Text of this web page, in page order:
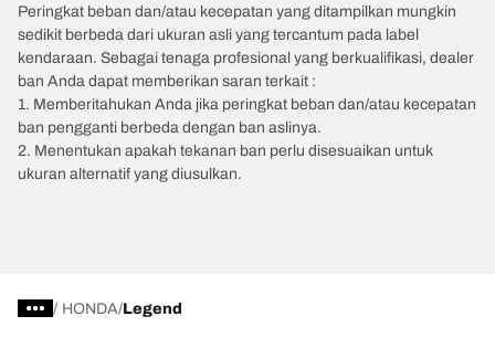
Peringkat beban dan/atau kecepatan yang ditampilkan mungkin
sedikit berbeda dari ukuran asli yang tercantum pada label
kendaraan. Sebagai tenaga profesional yang berkualifikasi, dealer
ban Anda dapat memberikan saran terkait :
1. Memberitahukan Anda jika peringkat beban dan/atau kecepatan
ban pengganti berbeda dengan ban aslinya.
2. Menentukan apakah tekanan ban perlu disesuaikan untuk
ukuran alternatif yang diusulkan.
/ HONDA Legend